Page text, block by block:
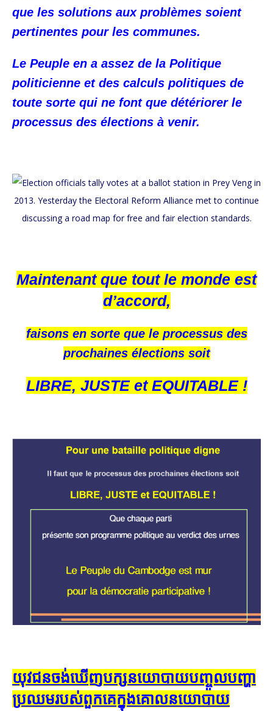
que les solutions aux problèmes soient
pertinentes pour les communes.
Le Peuple en a assez de la Politique
politicienne et des calculs politiques de
toute sorte qui ne font que détériorer le
processus des élections à venir.
Maintenant que tout le monde est
d’accord,
faisons en sorte que le processus des
prochaines élections soit
LIBRE, JUSTE et EQUITABLE !
យុវជន​ចង់​ឃើញ​បក្ស​នយោបាយ​បញ្ចូល​បញ្ហា​
ប្រឈម​របស់​ពួក​គេ​ក្នុង​គោល​នយោបាយ